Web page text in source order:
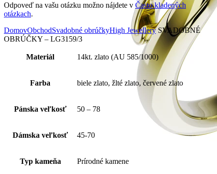
Odpoveď na vašu otázku možno nájdete v Často kladených
otázkach.
DomovObchodSvadobné obrúčkyHigh JewellerySVADOBNÉ
OBRÚČKY – LG3159/3
Materiál 14kt. zlato (AU 585/1000)
Farba biele zlato, žlté zlato, červené zlato
Pánska veľkosť 50 – 78
Dámska veľkosť 45-70
Typ kameňa Prírodné kamene